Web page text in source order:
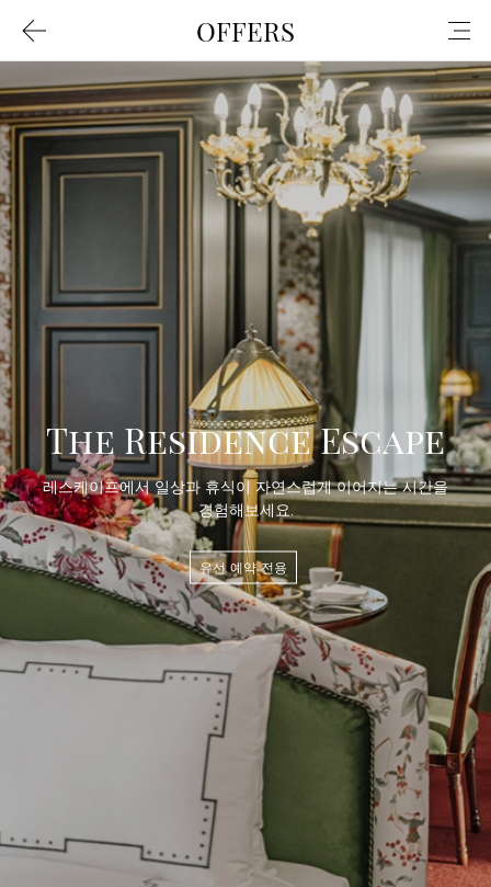
/
m
/
p
c
a
g
e
/
/m/intro.do
/m/mypage/main.do
----/m/mypage/
----/m/mypage/
----/m/mypage/
----/m/mypage/
----/m/mypage/
----/m/mypage/
----/m/mypage/
----/m/mypage/
----/m/mypage/
----/m/mypage/
----/m/mypage/
----/m/cnfirm/mber/
----/m/cnfirm/mber/
----/m/cnfirm/mber/
----/m/cnfirm/mber/
----/m/cnfirm/mber/
----/m/mber/
----/m/mber/
----/m/mber/
----/m/mypage/
----/m/mypage/
----/m/mypage/
----/m/mypage/
----/m/mypage/
----/m/mypage/
----/m/mypage/
----/m/mypage/
----/m/common/
/m/about/hotel.do
----/m/about/
----/m/about/
----/m/about/
----/m/about/
----/m/about/
----/m/about/
----/m/about/
----/m/about/
----/m/about/
----/m/about/esg.do
----/m/about/shm.do
----/m/press/
----/m/press/
----/m/press/
----/m/press/
----/m/recruit/
/m/hotel/
----/m/hotel/
----/m/hotel/
----/m/hotel/
----/m/hotel/
----/m/hotel/
----/m/hotel/
----/m/hotel/
----/m/hotel/
----/m/hotel/
/m/package/list.do
----/m/package/
----/m/package/
----/m/package/
OFFERS ----/m/
----/m/
----/m/
----/m/
----/m/
----/m/event/
/m/
----/m/
----/m/
----/m/
----/m/
----/m/
----/m/
----/m/
----/m/
----/m/mber/
----/m/mber/
----/m/
----/m/
----/m/
----/m/
----/m/
----/m/
----/m/mber/
https://
----https://
/m/activity/
----/m/
----/m/
----/m/
----/m/
----/m/
----/m/
/m/product/
----/m/
----/m/
----/m/our/
/m/retail/
----/m/retail/
----/m/retail/
----/m/retail/
----/m/
----/m/retail/
/m/leisure/
----/m/
----/m/
----/m/
----/m/
----/m/
----/m/
----/m/
/m/office/
----/m/
----/m/
/m/voc/
----/m/voc/
----/m/
/m/identify/
----/m/
----/m/join/
----/m/join/
----/m/join/
----/m/join/
----/m/join/
----/m/
----/m/
----/m/
----/m/
----/m/
----/m/
----/m/
----/m/
----/m/
----/m/
----/m/
/m/policy/
----/m/
----/m/
----/m/
----/m/
----/m/
----/m/
----/m/
----/m/
/m/login/
----/m/login/
----/m/login/
----/m/login/
----/m/login/
----/sns/
----/sns/
----/sns/
----/sns/
----/sns/
/m/resve/
----/m/
----/m/
----/m/resve/
----/m/resve/
----/m/resve/
----/m/resve/
----/m/
----/m/
----/m/resve/
----/m/resve/
----/m/
----/m/resve/
----/m/resve/
----/m/resve/
----/m/
/m/subCard/
----/m/
/m/identify/
----/m/
----/m/join/
----/m/join/
/m/
----/m/
/m/
----/m/
----/m/
----/m/
/m/
----/m/
----/m/
----/m/
/m/
----/m/
----/m/
----/m/
----/m/
----/m/
----/m/
----/m/
/m/
----/m/
----/m/
/app/
----/app/
----/app/
----/app/
----/app/
----/app/
----/app/
----/app/
----/app/
----/app/
----/app/
----/app/
----/app/
----/app/
----/app/
----/app/
----/app/
----/app/
----/app/
----/app/
----/app/
----/app/
----/app/
----/app/
----/app/
----/app/
----/app/
----/app/
----/app/
----/app/
----/app/
----/app/
----/app/
----/app/
----/app/
----/app/
----/app/
----/app/
----/app/
----/app/
----/app/
----/app/
----/app/
----/app/
----/app/
----/app/
----/app/
----/app/
----/app/
----/app/
----/app/
----/app/
----/app/
----/app/
----/app/
----/app/
----/app/
----/app/
----/app/
----/app/
----/app/
/m/sitemap.do
The Residence Escape
레스케이프에서 일상과 휴식이 자연스럽게 이어지는 시간을
경험해보세요.
유선 예약 전용